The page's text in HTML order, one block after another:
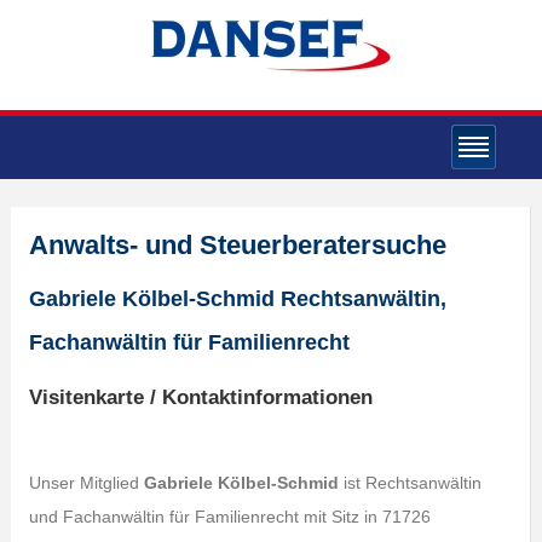
Anwalts- und Steuerberatersuche
Gabriele Kölbel-Schmid Rechtsanwältin,
Fachanwältin für Familienrecht
Visitenkarte / Kontaktinformationen
Unser Mitglied Gabriele Kölbel-Schmid ist Rechtsanwältin
und Fachanwältin für Familienrecht mit Sitz in 71726